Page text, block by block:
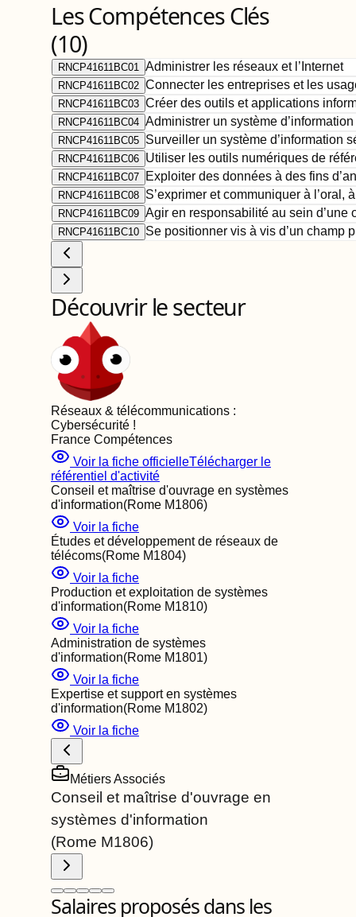
Les Compétences Clés
(10)
RNCP41611BC01 Administrer les réseaux et l’Internet
RNCP41611BC02 Connecter les entreprises et les
RNCP41611BC03 Créer des outils et applications
RNCP41611BC04 Administrer un système
RNCP41611BC05 Surveiller un système d’information
RNCP41611BC06 Utiliser les outils numériques de
RNCP41611BC07 Exploiter des données à des fins
RNCP41611BC08 S’exprimer et communiquer à l’oral,
RNCP41611BC09 Agir en responsabilité au sein d’une
RNCP41611BC10 Se positionner vis à vis d’un champ
Découvrir le secteur
Réseaux & télécommunications :
Cybersécurité !
France Compétences
Voir la fiche officielleTélécharger le
référentiel d'activité
Conseil et maîtrise d'ouvrage en systèmes
d'information(Rome M1806)
Voir la fiche
Études et développement de réseaux de
télécoms(Rome M1804)
Voir la fiche
Production et exploitation de systèmes
d'information(Rome M1810)
Voir la fiche
Administration de systèmes
d'information(Rome M1801)
Voir la fiche
Expertise et support en systèmes
d'information(Rome M1802)
Voir la fiche
Métiers Associés
Conseil et maîtrise d'ouvrage en
systèmes d'information
(Rome M1806)
Salaires proposés dans les